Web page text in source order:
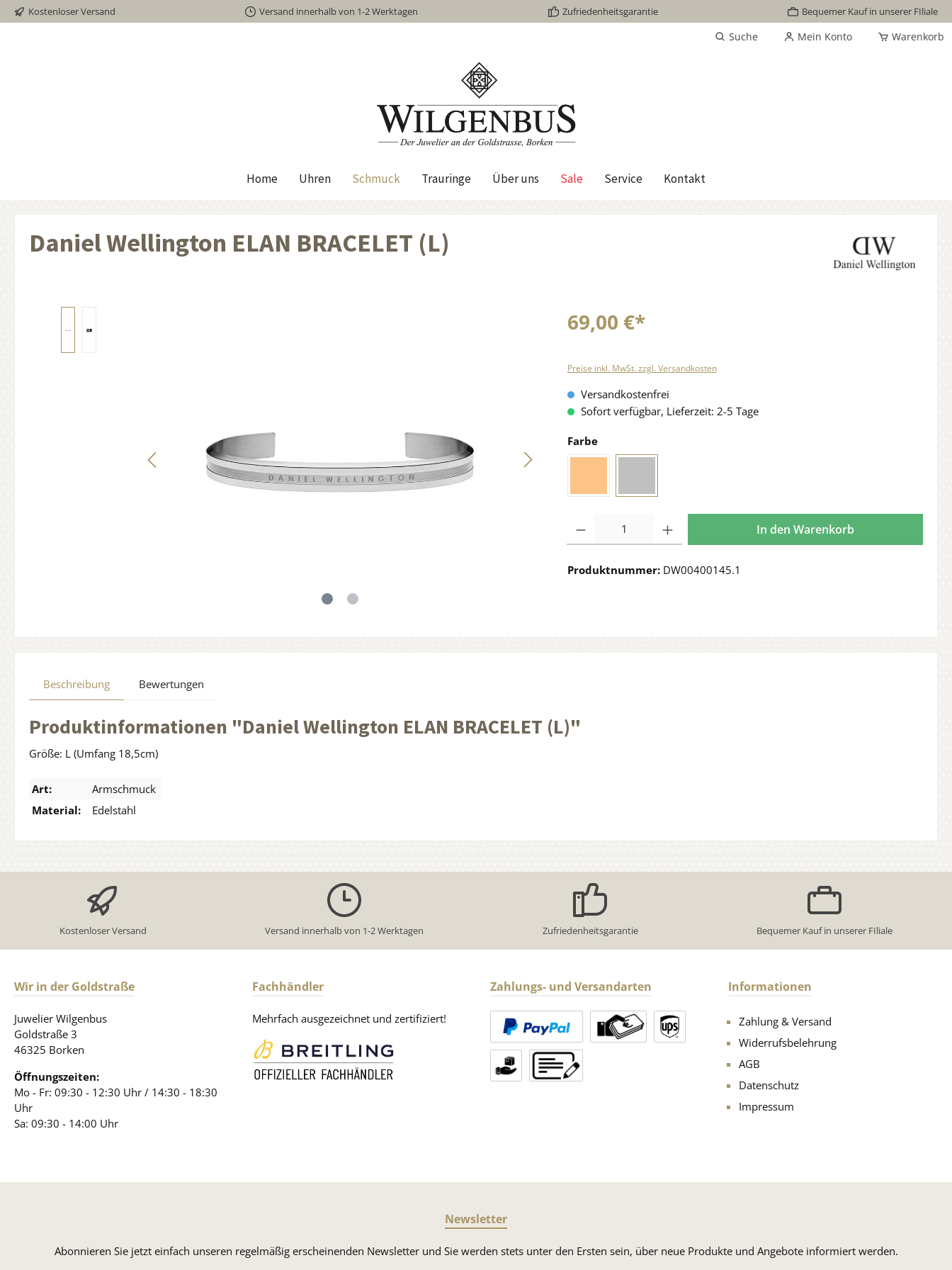
springen
Kostenloser Versand Versand innerhalb von 1-2 Werktagen Zufriedenheitsgarantie Bequemer Kauf in unserer FIliale
Suche Mein Konto Warenkorb
Home Uhren Schmuck Trauringe Über uns Sale Service Kontakt
Daniel Wellington ELAN BRACELET (L)
69,00 €*
Preise inkl. MwSt. zzgl. Versandkosten
Versandkostenfrei
Sofort verfügbar, Lieferzeit: 2-5 Tage
Farbe
In den Warenkorb
Produktnummer: DW00400145.1
Beschreibung Bewertungen
Produktinformationen "Daniel Wellington ELAN BRACELET (L)"
Größe: L (Umfang 18,5cm)
Art:
Armschmuck
Material:
Edelstahl
Kostenloser Versand Versand innerhalb von 1-2 Werktagen Zufriedenheitsgarantie Bequemer Kauf in unserer FIliale
Wir in der Goldstraße
Juwelier Wilgenbus
Goldstraße 3
46325 Borken
Öffnungszeiten:
Mo - Fr: 09:30 - 12:30 Uhr / 14:30 - 18:30
Uhr
Sa: 09:30 - 14:00 Uhr
Fachhändler
Mehrfach ausgezeichnet und zertifiziert!
Zahlungs- und Versandarten Informationen
Zahlung & Versand
Widerrufsbelehrung
AGB
Datenschutz
Impressum
Newsletter
Abonnieren Sie jetzt einfach unseren regelmäßig erscheinenden Newsletter und Sie werden stets unter den Ersten sein, über neue Produkte und Angebote informiert werden.